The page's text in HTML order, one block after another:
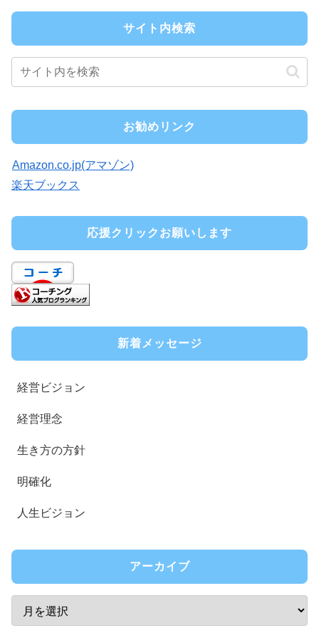
サイト内検索
お勧めリンク
Amazon.co.jp(アマゾン)
楽天ブックス
応援クリックお願いします
新着メッセージ
経営ビジョン
経営理念
生き方の方針
明確化
人生ビジョン
アーカイブ